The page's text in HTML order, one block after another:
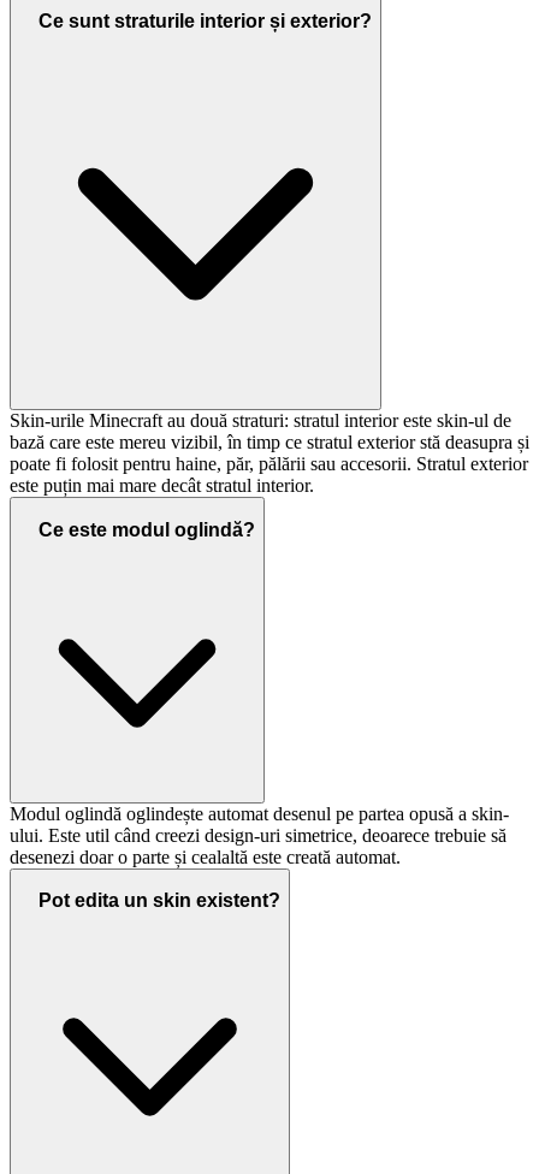
Ce sunt straturile interior și exterior?
Skin-urile Minecraft au două straturi: stratul interior este skin-ul de
bază care este mereu vizibil, în timp ce stratul exterior stă deasupra și
poate fi folosit pentru haine, păr, pălării sau accesorii. Stratul exterior
este puțin mai mare decât stratul interior.
Ce este modul oglindă?
Modul oglindă oglindește automat desenul pe partea opusă a skin-
ului. Este util când creezi design-uri simetrice, deoarece trebuie să
desenezi doar o parte și cealaltă este creată automat.
Pot edita un skin existent?